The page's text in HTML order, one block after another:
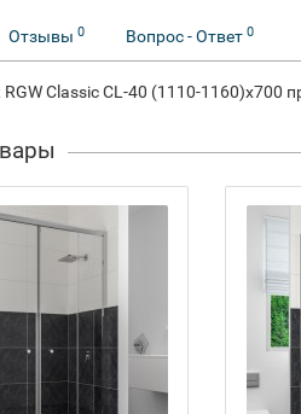
Отзывы 0 Вопрос - Ответ 0
Classic CL-40 (1110-1160)х700